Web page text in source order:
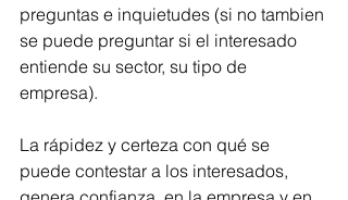
preguntas e inquietudes (si no tambien
se puede preguntar si el interesado
entiende su sector, su tipo de
empresa).
La rápidez y certeza con qué se
puede contestar a los interesados,